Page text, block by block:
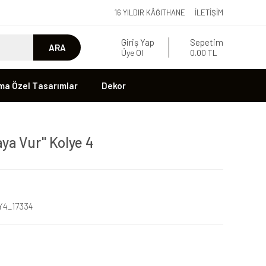
16 YILDIR KÂĞITHANE İLETIŞIM
ARA Giriş Yap
Üye Ol
Sepetim
0.00 TL
Özel Tasarımlar Dekor
Vur'' Kolye 4